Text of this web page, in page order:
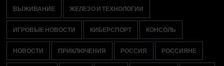
ВЫЖИВАНИЕ ЖЕЛЕЗО И ТЕХНОЛОГИИ
ИГРОВЫЕ НОВОСТИ КИБЕРСПОРТ КОНСОЛЬ
НОВОСТИ ПРИКЛЮЧЕНИЯ РОССИЯ РОССИЯНЕ